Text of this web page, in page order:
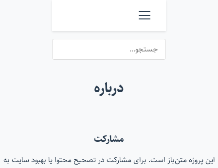
درباره
مشارکت
این پروژه متن‌باز است. برای مشارکت در تصحیح محتوا یا بهبود سایت به